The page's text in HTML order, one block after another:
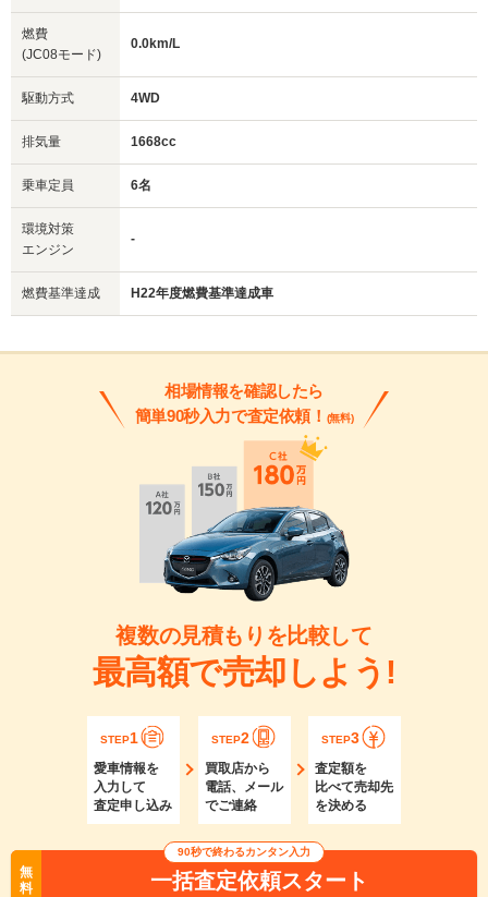
燃費
(JC08モード)
0.0km/L
駆動方式 4WD
排気量 1668cc
乗車定員 6名
環境対策
エンジン
-
燃費基準達成 H22年度燃費基準達成車
相場情報を確認したら
簡単90秒入力で査定依頼！ (無料)
複数の見積もりを比較して
最高額で売却しよう!
STEP1
愛車情報を
入力して
査定申し込み
STEP2
買取店から
電話、メール
でご連絡
STEP3
査定額を
比べて売却先
を決める
無
料
90秒で終わるカンタン入力
一括査定依頼スタート